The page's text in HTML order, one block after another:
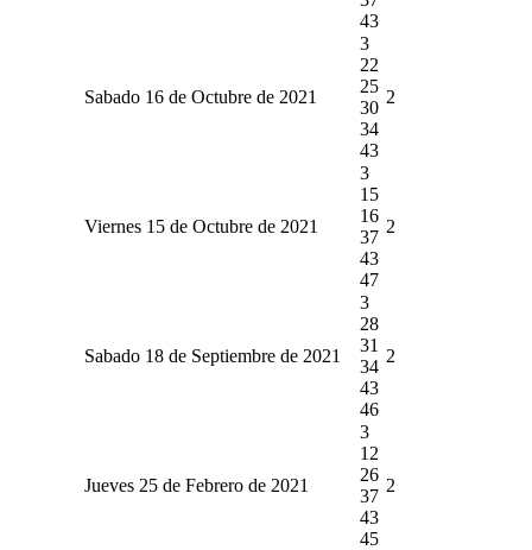
43
Sabado 16 de Octubre de 2021
3
22
25
30
34
43
2
Viernes 15 de Octubre de 2021
3
15
16
37
43
47
2
Sabado 18 de Septiembre de 2021
3
28
31
34
43
46
2
Jueves 25 de Febrero de 2021
3
12
26
37
43
45
2